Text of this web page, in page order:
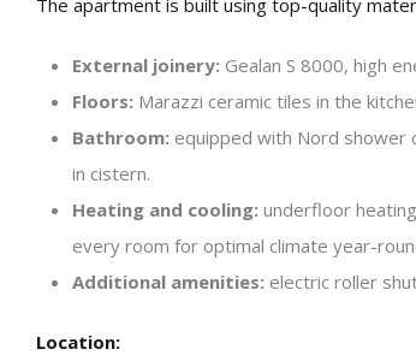
The apartment is built using top-quality
External joinery: Gealan S 8000, high
Floors: Marazzi ceramic tiles in the
Bathroom: equipped with Nord shower
in cistern.
Heating and cooling: underfloor
every room for optimal climate year-
Additional amenities: electric roller
Location: